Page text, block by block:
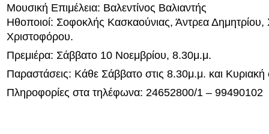
Μουσική Επιμέλεια: Βαλεντίνος Βαλιαντής
Ηθοποιοί: Σοφοκλής Κασκαούνιας, Άντρεα Δημητρίου,
Χριστοφόρου.
Πρεμιέρα: Σάββατο 10 Νοεμβρίου, 8.30μ.μ.
Παραστάσεις: Κάθε Σάββατο στις 8.30μ.μ. και Κυριακή
Πληροφορίες στα τηλέφωνα: 24652800/1 – 99490102